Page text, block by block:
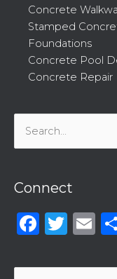
Concrete
Stamped
Foundations
Concrete Pool
Concrete Repair
Search
for:
Connect